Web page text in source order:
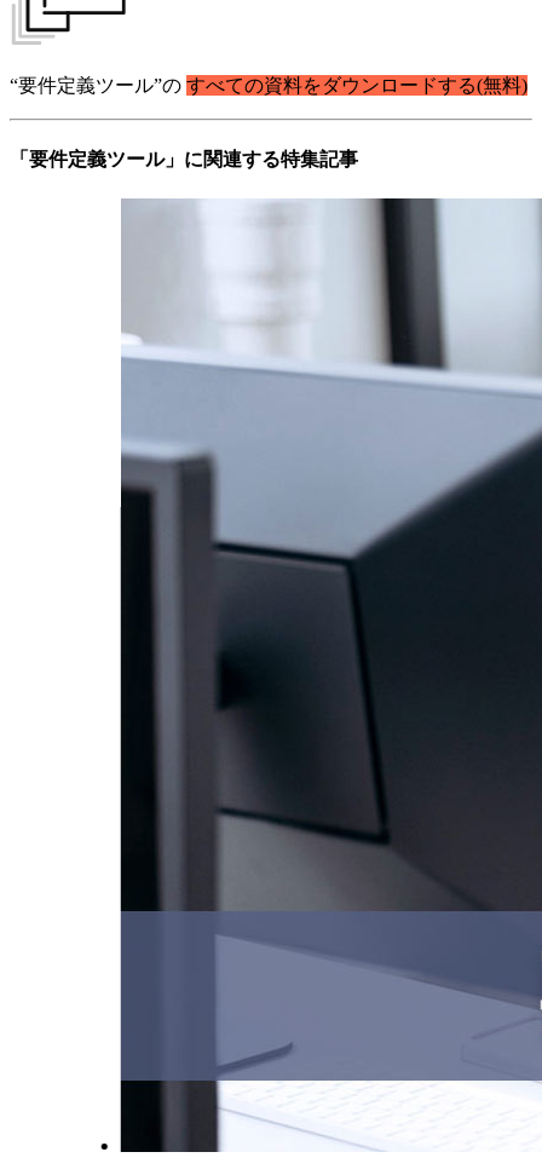
“要件定義ツール”の すべての資料をダウンロードする(無料)
「要件定義ツール」に関連する特集記事